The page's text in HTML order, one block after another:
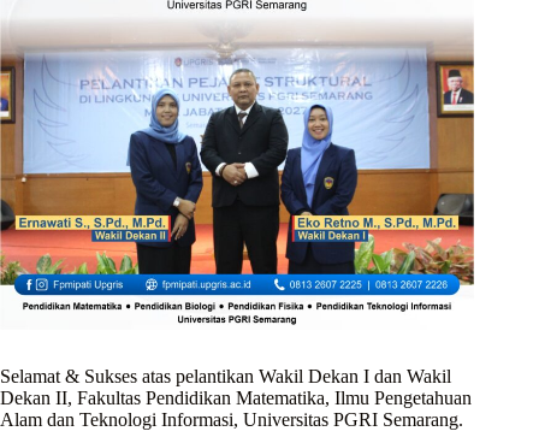
Selamat & Sukses atas pelantikan Wakil Dekan I dan Wakil
Dekan II, Fakultas Pendidikan Matematika, Ilmu Pengetahuan
Alam dan Teknologi Informasi, Universitas PGRI Semarang.